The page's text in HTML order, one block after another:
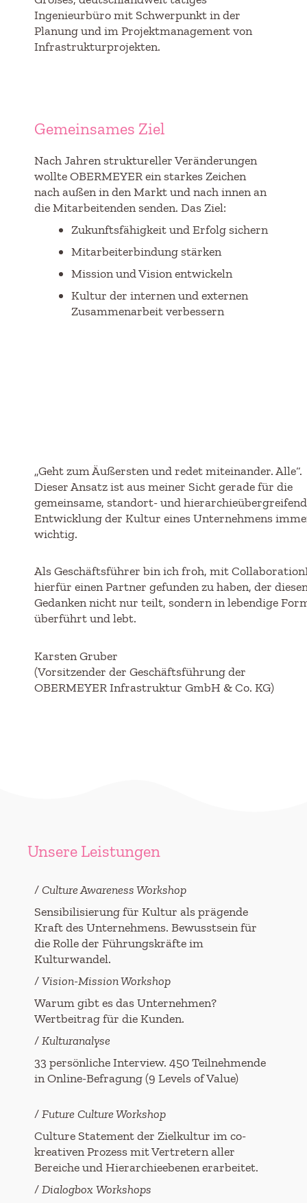
Ingenieurbüro mit Schwerpunkt in der
Planung und im Projektmanagement von
Infrastrukturprojekten.
Gemeinsames Ziel
Nach Jahren struktureller Veränderungen
wollte OBERMEYER ein starkes Zeichen
nach außen in den Markt und nach innen an
die Mitarbeitenden senden. Das Ziel:
Zukunftsfähigkeit und Erfolg sichern
Mitarbeiterbindung stärken
Mission und Vision entwickeln
Kultur der internen und externen
Zusammenarbeit verbessern
„Geht zum Äußersten und redet miteinander. Alle“.
Dieser Ansatz ist aus meiner Sicht gerade für die
gemeinsame, standort- und
Entwicklung der Kultur eines Unternehmens
wichtig.
Als Geschäftsführer bin ich froh, mit
hierfür einen Partner gefunden zu haben, der
Gedanken nicht nur teilt, sondern in lebendige
überführt und lebt.
Karsten Gruber
(Vorsitzender der Geschäftsführung der
OBERMEYER Infrastruktur GmbH & Co. KG)
Unsere Leistungen
/ Culture Awareness Workshop
Sensibilisierung für Kultur als prägende
Kraft des Unternehmens. Bewusstsein für
die Rolle der Führungskräfte im
Kulturwandel.
/Vision-Mission Workshop
Warum gibt es das Unternehmen?
Wertbeitrag für die Kunden.
/ Kulturanalyse
33 persönliche Interview. 450 Teilnehmende
in Online-Befragung (9 Levels of Value)
/ Future Culture Workshop
Culture Statement der Zielkultur im co-
kreativen Prozess mit Vertretern aller
Bereiche und Hierarchieebenen erarbeitet.
/Dialogbox Workshops